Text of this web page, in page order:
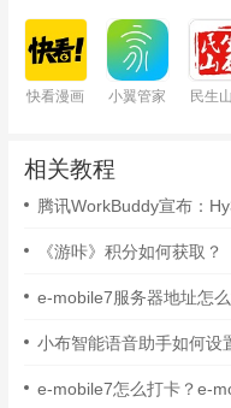
快看漫画 小翼管家 民生
相关教程
腾讯WorkBuddy宣布：
《游咔》积分如何获取
e-mobile7服务器地址怎
e-mobile7怎么打卡？e-